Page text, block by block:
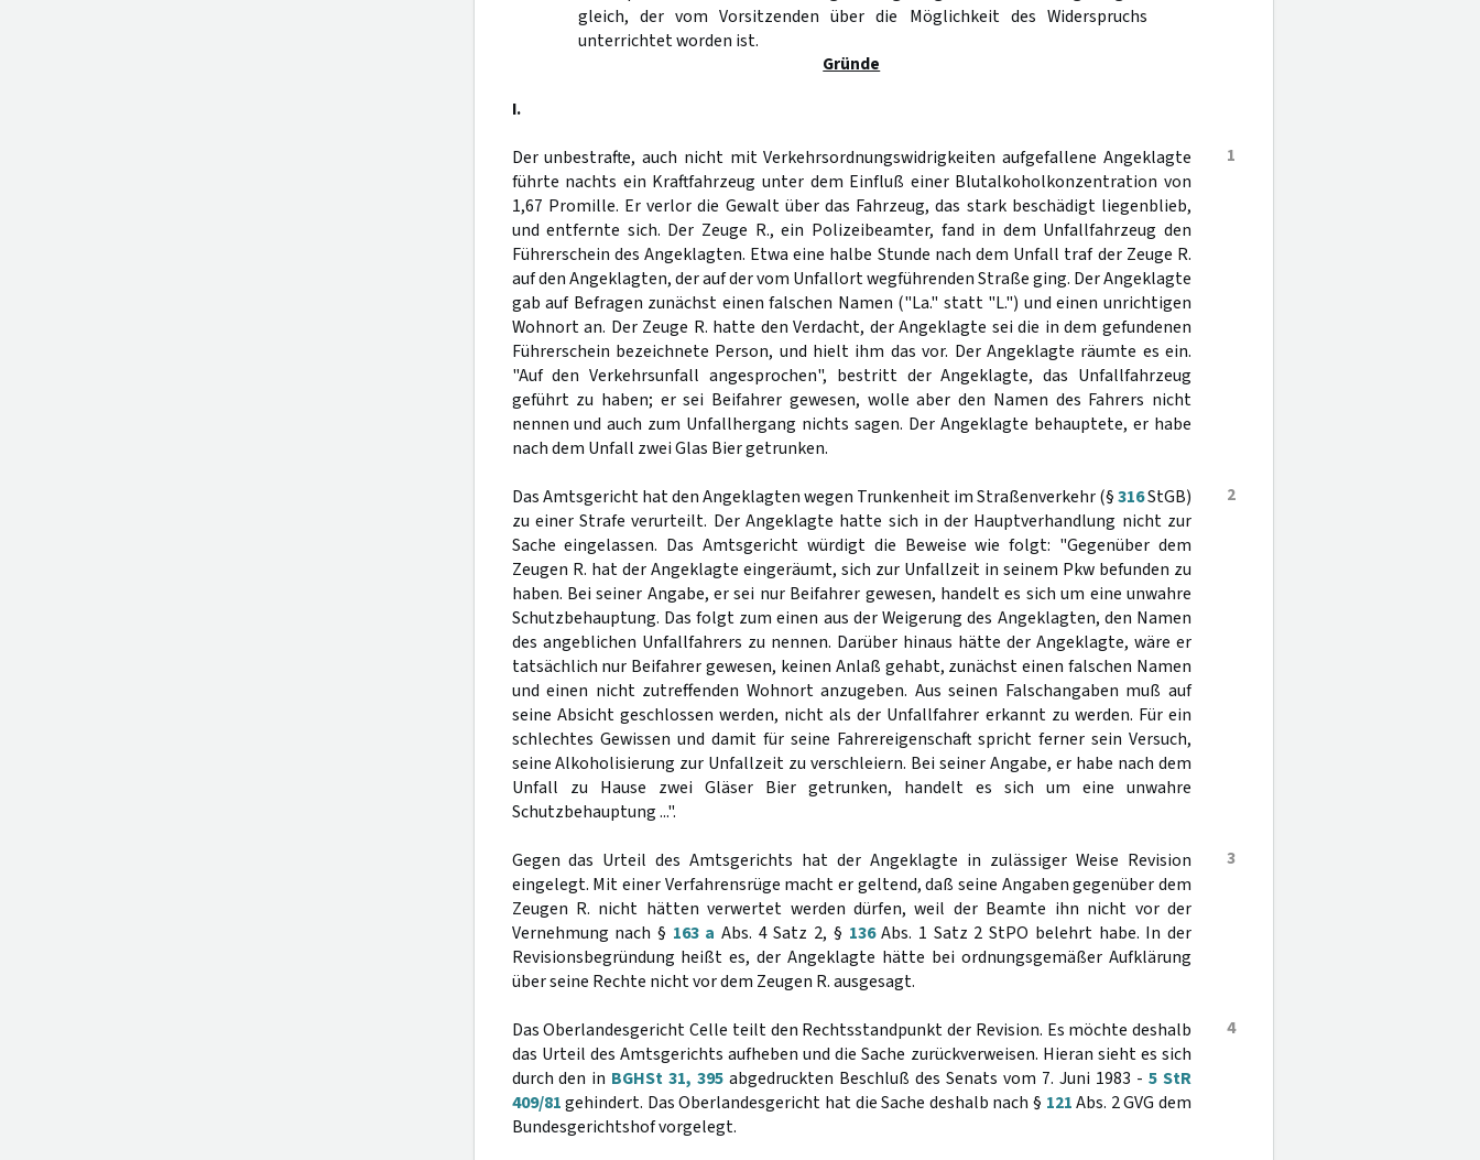
gleich, der vom Vorsitzenden über die Möglichkeit des Widerspruchs
unterrichtet worden ist.
Gründe
I.
1
Der unbestrafte, auch nicht mit Verkehrsordnungswidrigkeiten aufgefallene Angeklagte
führte nachts ein Kraftfahrzeug unter dem Einfluß einer Blutalkoholkonzentration von
1,67 Promille. Er verlor die Gewalt über das Fahrzeug, das stark beschädigt liegenblieb,
und entfernte sich. Der Zeuge R., ein Polizeibeamter, fand in dem Unfallfahrzeug den
Führerschein des Angeklagten. Etwa eine halbe Stunde nach dem Unfall traf der Zeuge R.
auf den Angeklagten, der auf der vom Unfallort wegführenden Straße ging. Der Angeklagte
gab auf Befragen zunächst einen falschen Namen ("La." statt "L.") und einen unrichtigen
Wohnort an. Der Zeuge R. hatte den Verdacht, der Angeklagte sei die in dem gefundenen
Führerschein bezeichnete Person, und hielt ihm das vor. Der Angeklagte räumte es ein.
"Auf den Verkehrsunfall angesprochen", bestritt der Angeklagte, das Unfallfahrzeug
geführt zu haben; er sei Beifahrer gewesen, wolle aber den Namen des Fahrers nicht
nennen und auch zum Unfallhergang nichts sagen. Der Angeklagte behauptete, er habe
nach dem Unfall zwei Glas Bier getrunken.
2
Das Amtsgericht hat den Angeklagten wegen Trunkenheit im Straßenverkehr (§316StGB)
zu einer Strafe verurteilt. Der Angeklagte hatte sich in der Hauptverhandlung nicht zur
Sache eingelassen. Das Amtsgericht würdigt die Beweise wie folgt: "Gegenüber dem
Zeugen R. hat der Angeklagte eingeräumt, sich zur Unfallzeit in seinem Pkw befunden zu
haben. Bei seiner Angabe, er sei nur Beifahrer gewesen, handelt es sich um eine unwahre
Schutzbehauptung. Das folgt zum einen aus der Weigerung des Angeklagten, den Namen
des angeblichen Unfallfahrers zu nennen. Darüber hinaus hätte der Angeklagte, wäre er
tatsächlich nur Beifahrer gewesen, keinen Anlaß gehabt, zunächst einen falschen Namen
und einen nicht zutreffenden Wohnort anzugeben. Aus seinen Falschangaben muß auf
seine Absicht geschlossen werden, nicht als der Unfallfahrer erkannt zu werden. Für ein
schlechtes Gewissen und damit für seine Fahrereigenschaft spricht ferner sein Versuch,
seine Alkoholisierung zur Unfallzeit zu verschleiern. Bei seiner Angabe, er habe nach dem
Unfall zu Hause zwei Gläser Bier getrunken, handelt es sich um eine unwahre
Schutzbehauptung ...".
3
Gegen das Urteil des Amtsgerichts hat der Angeklagte in zulässiger Weise Revision
eingelegt. Mit einer Verfahrensrüge macht er geltend, daß seine Angaben gegenüber dem
Zeugen R. nicht hätten verwertet werden dürfen, weil der Beamte ihn nicht vor der
Vernehmung nach § 163 a Abs. 4 Satz 2, § 136Abs. 1 Satz 2 StPO belehrt habe. In der
Revisionsbegründung heißt es, der Angeklagte hätte bei ordnungsgemäßer Aufklärung
über seine Rechte nicht vor dem Zeugen R. ausgesagt.
4
Das Oberlandesgericht Celle teilt den Rechtsstandpunkt der Revision. Es möchte deshalb
das Urteil des Amtsgerichts aufheben und die Sache zurückverweisen. Hieran sieht es sich
durch den in BGHSt 31, 395 abgedruckten Beschluß des Senats vom 7. Juni 1983 -5 StR
409/81gehindert. Das Oberlandesgericht hat die Sache deshalb nach § 121Abs. 2 GVG dem
Bundesgerichtshof vorgelegt.